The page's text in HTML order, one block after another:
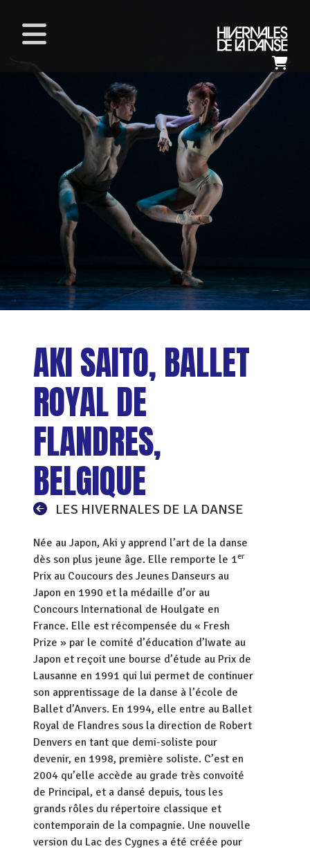
AKI SAITO, BALLET
ROYAL DE
FLANDRES,
BELGIQUE
LES HIVERNALES DE LA DANSE
Née au Japon, Aki y apprend l’art de la danse
dès son plus jeune âge. Elle remporte le 1er
Prix au Coucours des Jeunes Danseurs au
Japon en 1990 et la médaille d’or au
Concours International de Houlgate en
France. Elle est récompensée du « Fresh
Prize » par le comité d’éducation d’Iwate au
Japon et reçoit une bourse d’étude au Prix de
Lausanne en 1991 qui lui permet de continuer
son apprentissage de la danse à l’école de
Ballet d’Anvers. En 1994, elle entre au Ballet
Royal de Flandres sous la direction de Robert
Denvers en tant que demi-soliste pour
devenir, en 1998, première soliste. C’est en
2004 qu’elle accède au grade très convoité
de Principal, et a dansé depuis, tous les
grands rôles du répertoire classique et
contemporain de la compagnie. Une nouvelle
version du Lac des Cygnes a été créée pour